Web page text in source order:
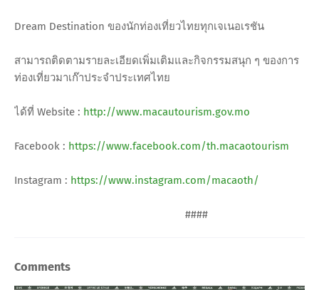
Dream Destination ของนักท่องเที่ยวไทยทุกเจเนอเรชัน
สามารถติดตามรายละเอียดเพิ่มเติมและกิจกรรมสนุก ๆ ของการ
ท่องเที่ยวมาเก๊าประจำประเทศไทย
ได้ที่ Website : http://www.macautourism.gov.mo
Facebook : https://www.facebook.com/th.macaotourism
Instagram : https://www.instagram.com/macaoth/
####
Comments